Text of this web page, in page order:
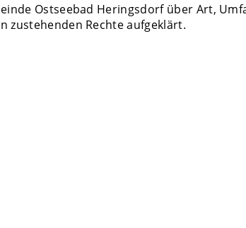
Ostseebad Heringsdorf über Art,
zustehenden Rechte aufgeklärt.